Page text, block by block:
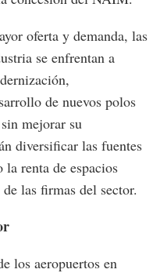
oferta y demanda, las
se enfrentan a
de nuevos polos
mejorar su
diversificar las fuentes
renta de espacios
las firmas del sector.
los aeropuertos en